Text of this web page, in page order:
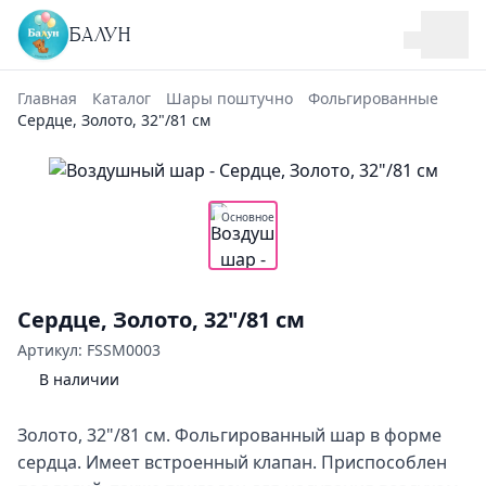
БАЛУН
Главная Каталог Шары поштучно
Фольгированные
Сердце, Золото, 32"/81 см
Основное
Сердце, Золото, 32"/81 см
Артикул: FSSM0003
В наличии
Золото, 32"/81 см. Фольгированный шар в форме
сердца. Имеет встроенный клапан. Приспособлен